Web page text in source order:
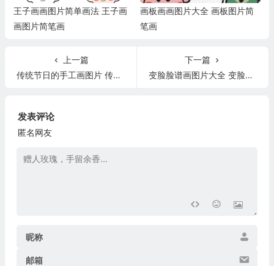
王子画画图片简单画法 王子画
画图片简笔画
画板画画图片大全 画板图片简
笔画
上一篇
传统节日的手工画图片 传统节日的手工制作图片大全
下一篇
变脸脸谱画图片大全 变脸脸谱图片叫什么
发表评论
匿名网友
昵称
邮箱